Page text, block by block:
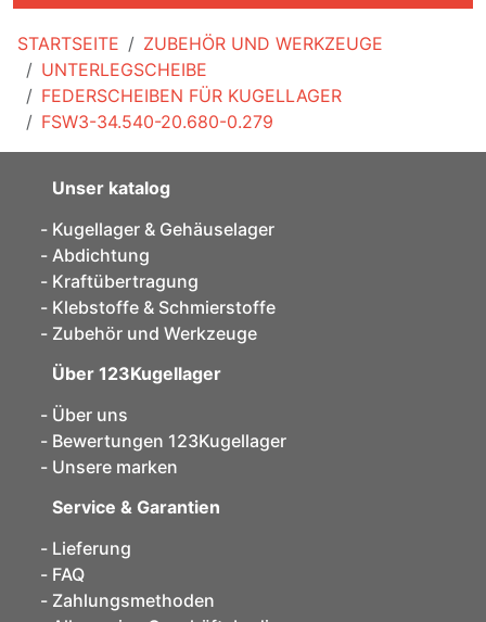
STARTSEITE
ZUBEHÖR UND WERKZEUGE
UNTERLEGSCHEIBE
FEDERSCHEIBEN FÜR KUGELLAGER
FSW3-34.540-20.680-0.279
Unser katalog
Kugellager & Gehäuselager
Abdichtung
Kraftübertragung
Klebstoffe & Schmierstoffe
Zubehör und Werkzeuge
Über 123Kugellager
Über uns
Bewertungen 123Kugellager
Unsere marken
Service & Garantien
Lieferung
FAQ
Zahlungsmethoden